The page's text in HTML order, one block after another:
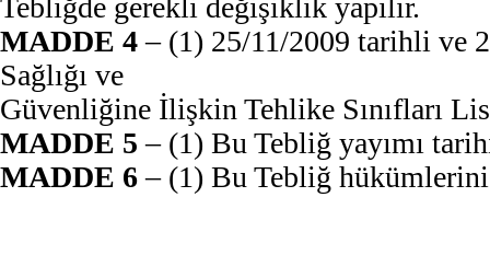
Tebliğde gerekli değişiklik yapılır.
MADDE 4– (1) 25/11/2009 tarihli ve
Sağlığı ve
Güvenliğine İlişkin Tehlike Sınıfları
MADDE 5 – (1) Bu Tebliğ yayımı
MADDE 6– (1) Bu Tebliğ